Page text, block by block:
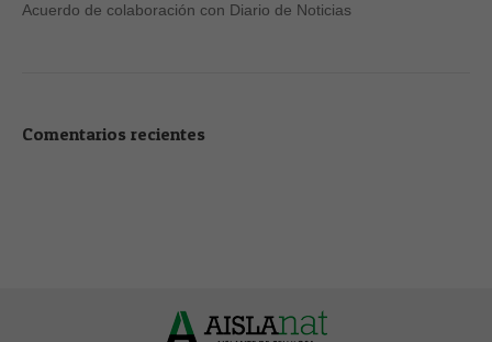
Acuerdo de colaboración con Diario de Noticias
Comentarios recientes